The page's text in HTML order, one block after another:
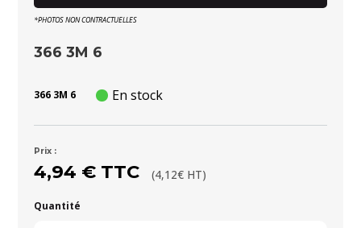
*PHOTOS NON CONTRACTUELLES
366 3M 6
366 3M 6 En stock
Prix :
4,94 € TTC (4,12€ HT)
Quantité